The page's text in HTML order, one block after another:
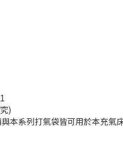
)
本系列打氣袋皆可用於本充氣